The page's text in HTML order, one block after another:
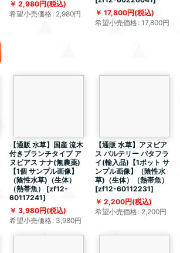
2,980円(税込)
希望小売価格: 2,980円
17,800円(税込)
希望小売価格: 17,800円
【通販 水草】国産 流木
付きブランチタイプ ア
ヌビアス ナナ(無農薬)
【1個 サンプル画像】
（陰性水草)（生体）
（熱帯魚）
[zf12-
60117241]
3,980円(税込)
希望小売価格: 3,980円
【通販 水草】アヌビア
ス バルテリー バタフラ
イ(輸入品)【1ポット サ
ンプル画像】（陰性水
草)（生体）（熱帯魚）
[zf12-60112231]
2,200円(税込)
希望小売価格: 2,200円